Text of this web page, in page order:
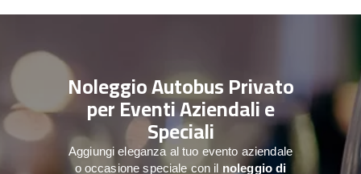
Noleggio Autobus Privato
per Eventi Aziendali e
Speciali
Aggiungi eleganza al tuo evento aziendale
o occasione speciale con il noleggio di